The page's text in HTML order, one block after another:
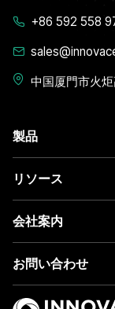
製品
リソース
会社案内
お問い合わせ
+86 592 558
中国厦門市火